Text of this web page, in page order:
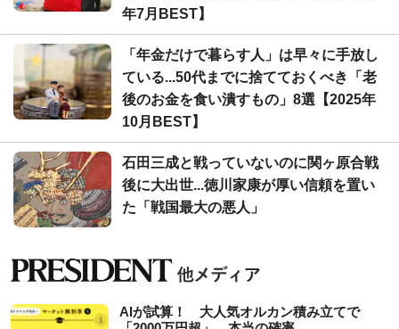
年7月BEST】
「年金だけで暮らす人」は早々に手放し
ている...50代までに捨てておくべき「老
後のお金を食い潰すもの」8選【2025年
10月BEST】
石田三成と戦っていないのに関ヶ原合戦
後に大出世...徳川家康が厚い信頼を置い
た「戦国最大の悪人」
AIが試算！ 大人気オルカン積み立てで